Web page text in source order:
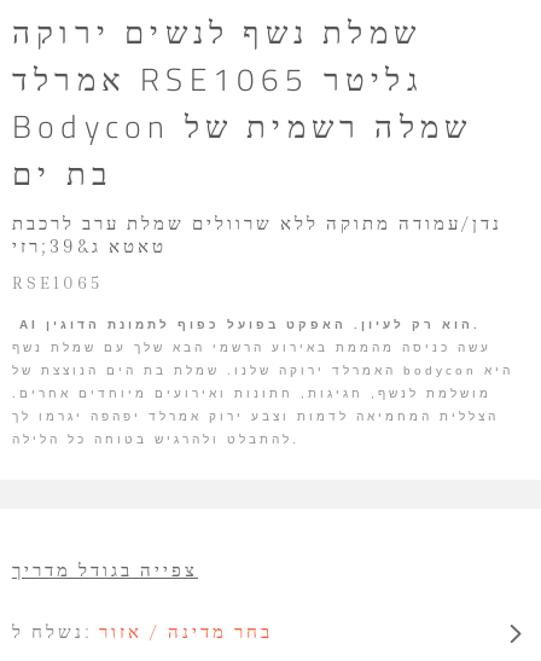
שמלת נשף לנשים ירוקה
אמרלד RSE1065 גליטר
Bodycon שמלה רשמית של
בת ים
נדן/עמודה מתוקה ללא שרוולים שמלת ערב לרכבת
טאטא ג&39;רזי
RSE1065
עשה כניסה מהממת באירוע הרשמי הבא שלך עם שמלת נשף
האמרלד ירוקה שלנו. שמלת בת הים הנוצצת של bodycon היא
מושלמת לנשף, חגיגות, חתונות ואירועים מיוחדים אחרים.
הצללית המחמיאה לדמות וצבע ירוק אמרלד יפהפה יגרמו לך
נשלח ל: בחר מדינה / אזור
צפייה בגודל מדריך